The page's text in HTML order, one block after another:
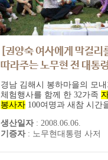
[권양숙 여사에게 막걸리
따라주는 노무현 전 대통
경남 김해시 봉하마을의 모
체험행사를 함께 한 32가족
봉사자 100여명과 새참 시간
생산일자 : 2008.06.06.
기증자 : 노무현대통령 사저